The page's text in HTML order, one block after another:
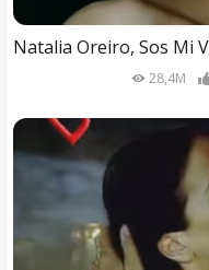
Natalia Oreiro, Sos Mi
28,4M